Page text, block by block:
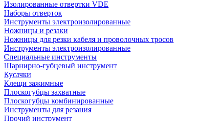
Изолированные отвертки VDE
Наборы отверток
Инструменты электроизолированные
Ножницы и резаки
Ножницы для резки кабеля и проволочных тросов
Инструменты электроизолированные
Специальные инструменты
Шарнирно-губцевый инструмент
Кусачки
Клещи зажимные
Плоскогубцы захватные
Плоскогубцы комбинированные
Инструменты для резания
Прочий инструмент